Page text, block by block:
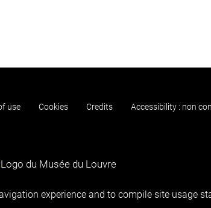
use Cookies Credits Accessibility : non
experience and to compile site usage